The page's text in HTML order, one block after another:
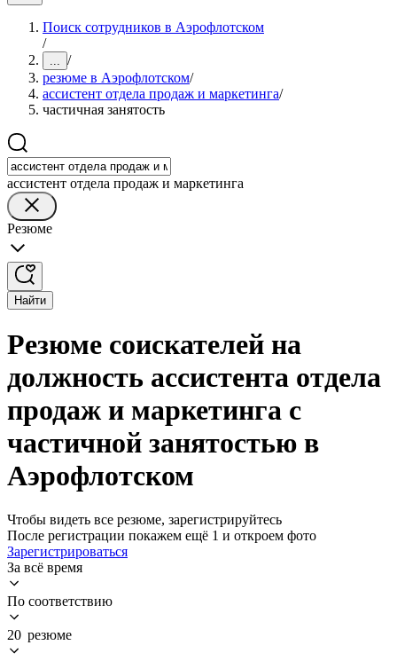
Поиск сотрудников в Аэрофлотском
/
... /
резюме в Аэрофлотском/
ассистент отдела продаж и маркетинга/
частичная занятость
ассистент отдела продаж и маркетинга
Резюме
Найти
Резюме соискателей на
должность ассистента отдела
продаж и маркетинга с
частичной занятостью в
Аэрофлотском
Чтобы видеть все резюме, зарегистрируйтесь
После регистрации покажем ещё 1 и откроем фото
Зарегистрироваться
За всё время
По соответствию
20 резюме